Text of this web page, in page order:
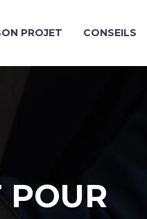
PROJET CONSEILS
POUR